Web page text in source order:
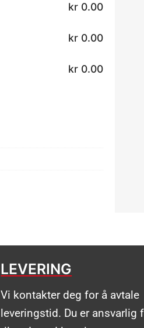
kr 0.00
kr 0.00
kr 0.00
LEVERING
Vi kontakter deg for å avtale
leveringstid. Du er ansvarlig